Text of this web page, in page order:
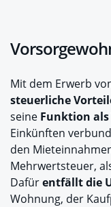
Mit dem Erwerb
steuerliche
seine Funktion
Einkünften
den
Mehrwertsteuer,
Dafürentfällt die
Wohnung, der